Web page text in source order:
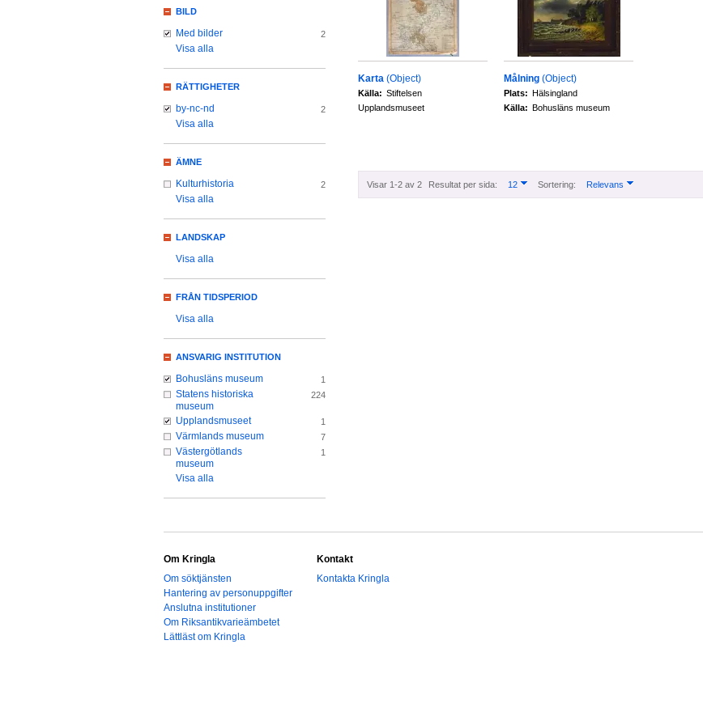
Karta (Object)
Källa: Stiftelsen
Upplandsmuseet
Målning (Object)
Plats: Hälsingland
Källa: Bohusläns museum
Visar 1-2 av 2 Resultat per sida: 12 Sortering: Relevans
BILD
Med bilder 2
Visa alla
RÄTTIGHETER
by-nc-nd 2
Visa alla
ÄMNE
Kulturhistoria 2
Visa alla
LANDSKAP
Visa alla
FRÅN TIDSPERIOD
Visa alla
ANSVARIG INSTITUTION
Bohusläns museum 1
Statens historiska
museum
224
Upplandsmuseet 1
Värmlands museum 7
Västergötlands
museum
1
Visa alla
Om Kringla
Om söktjänsten
Hantering av personuppgifter
Anslutna institutioner
Om Riksantikvarieämbetet
Lättläst om Kringla
Kontakt
Kontakta Kringla